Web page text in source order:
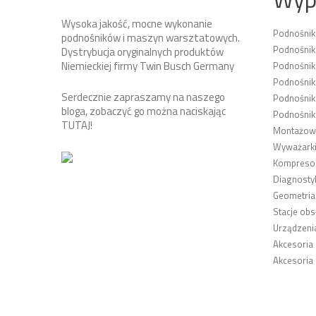
Wysoka jakość, mocne wykonanie
podnośników i maszyn warsztatowych.
Dystrybucja oryginalnych produktów
Niemieckiej firmy Twin Busch Germany
Serdecznie zapraszamy na naszego
bloga, zobaczyć go można naciskając
TUTAJ!
Stacje